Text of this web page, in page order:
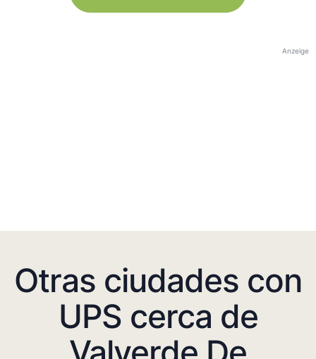
Anzeige
Otras ciudades con
UPS cerca de